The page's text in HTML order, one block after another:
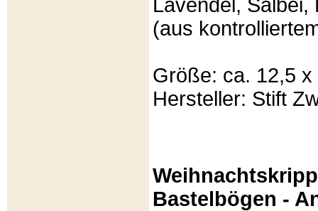
Lavendel, Salbei,
(aus
Größe: ca. 12,5 x
Hersteller: Stift
Bastelbögen -